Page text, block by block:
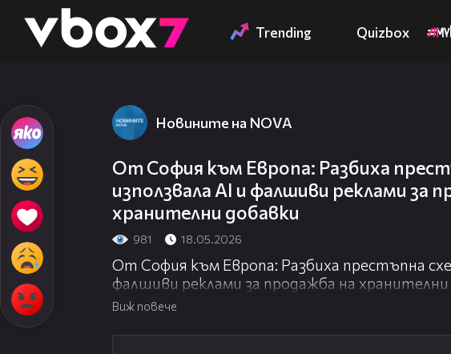
👾 Trending Quizbox
Новините на NOVA
От София към Европа: Разбиха
използвала AI и фалшиви реклами за
хранителни добавки
981 18.05.2026
От София към Европа: Разбиха престъпна
фалшиви реклами за продажба на хранителни
Виж повече